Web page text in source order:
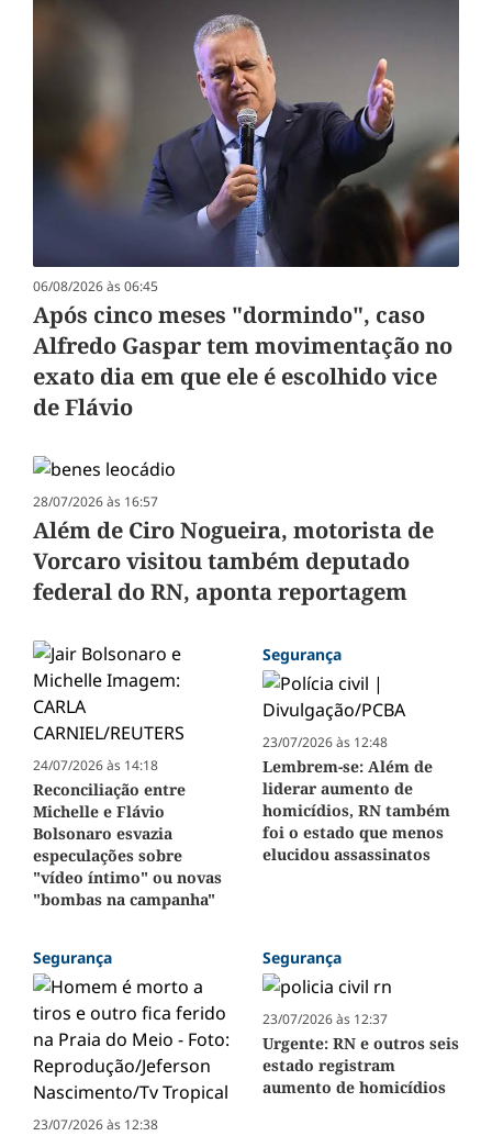
06/08/2026 às 06:45
Após cinco meses "dormindo", caso
Alfredo Gaspar tem movimentação no
exato dia em que ele é escolhido vice
de Flávio
28/07/2026 às 16:57
Além de Ciro Nogueira, motorista de
Vorcaro visitou também deputado
federal do RN, aponta reportagem
24/07/2026 às 14:18
Reconciliação entre
Michelle e Flávio
Bolsonaro esvazia
especulações sobre
"vídeo íntimo" ou novas
"bombas na campanha"
Segurança
23/07/2026 às 12:48
Lembrem-se: Além de
liderar aumento de
homicídios, RN também
foi o estado que menos
elucidou assassinatos
Segurança
23/07/2026 às 12:38
Segurança
23/07/2026 às 12:37
Urgente: RN e outros seis
estado registram
aumento de homicídios